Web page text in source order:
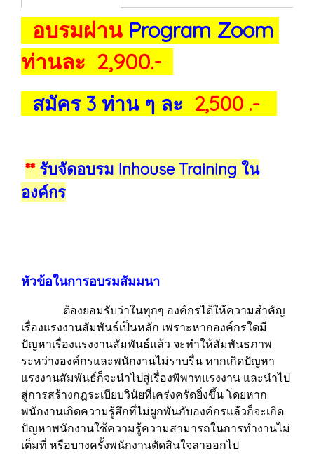
อบรมผ่าน Program Zoom
ท่านละ 2,900.-
สมัคร 3 ท่าน ๆ ละ 2,500 .-
**รับจัดอบรม Inhouse Training ใน
องค์กร
หัวข้อในการอบรมสัมมนา
ต้องยอมรับว่าในทุกๆ องค์กรได้ให้ความสำคัญ
เรื่องแรงงานสัมพันธ์เป็นหลัก เพราะหากองค์กรใดมี
ปัญหาเรื่องแรงงานสัมพันธ์แล้ว จะทำให้สัมพันธภาพ
ระหว่างองค์กรและพนักงานไม่ราบรื่น หากเกิดปัญหา
แรงงานสัมพันธ์ก็จะนำไปสู่เรื่องพิพาทแรงงาน และนำไป
สู่การสร้างกฎระเบียบวินัยที่เคร่งครัดยิ่งขึ้น โดยหาก
พนักงานเกิดความรู้สึกที่ไม่ผูกพันกับองค์กรแล้วก็จะเกิด
ปัญหาพนักงานใช้ความรู้ความสามารถในการทำงานไม่
เต็มที่ หรือบางครั้งพนักงานตัดสินใจลาออกไป